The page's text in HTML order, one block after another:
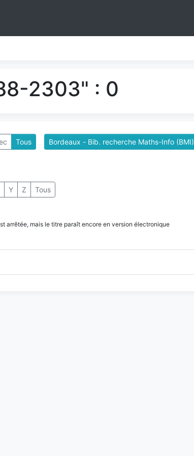
2303" : 0
Tous Bordeaux - Bib. recherche Maths-Info (BMI)
Y Z Tous
arrêtée, mais le titre paraît encore en version électronique